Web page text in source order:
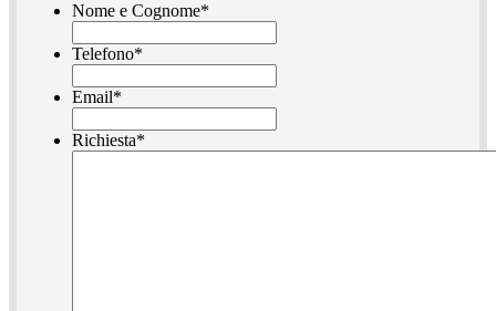
Nome e Cognome*
Telefono*
Email*
Richiesta*